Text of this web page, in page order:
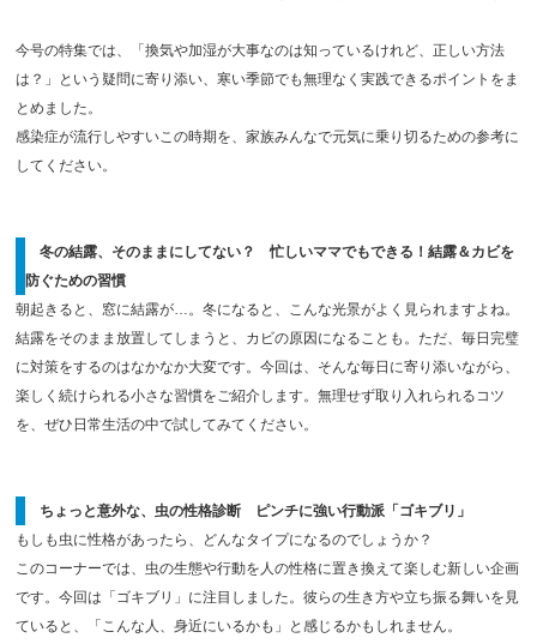
今号の特集では、「換気や加湿が大事なのは知っているけれど、正しい方法
は？」という疑問に寄り添い、寒い季節でも無理なく実践できるポイントをま
とめました。
感染症が流行しやすいこの時期を、家族みんなで元気に乗り切るための参考に
してください。
冬の結露、そのままにしてない？ 忙しいママでもできる！結露＆カビを
防ぐための習慣
朝起きると、窓に結露が…。冬になると、こんな光景がよく見られますよね。
結露をそのまま放置してしまうと、カビの原因になることも。ただ、毎日完璧
に対策をするのはなかなか大変です。今回は、そんな毎日に寄り添いながら、
楽しく続けられる小さな習慣をご紹介します。無理せず取り入れられるコツ
を、ぜひ日常生活の中で試してみてください。
ちょっと意外な、虫の性格診断 ピンチに強い行動派「ゴキブリ」
もしも虫に性格があったら、どんなタイプになるのでしょうか？
このコーナーでは、虫の生態や行動を人の性格に置き換えて楽しむ新しい企画
です。今回は「ゴキブリ」に注目しました。彼らの生き方や立ち振る舞いを見
ていると、「こんな人、身近にいるかも」と感じるかもしれません。